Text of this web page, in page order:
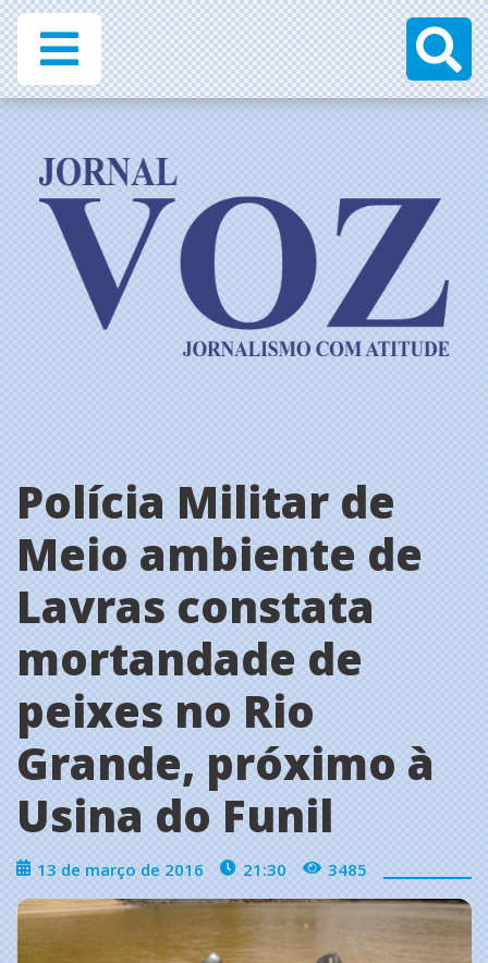
Polícia Militar de
Meio ambiente de
Lavras constata
mortandade de
peixes no Rio
Grande, próximo à
Usina do Funil
13 de março de 2016 21:30 3485